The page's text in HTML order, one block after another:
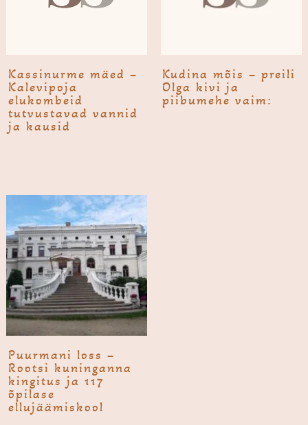
Kassi­nurme mäed –
Kalevipoja
elukombeid
tutvustavad vannid
ja kausid
Kudina mõis – preili
Olga kivi ja
piibumehe vaim:
Puurma­ni loss –
Rootsi kuninganna
kingitus ja 117
õpilase
ellujäämiskool